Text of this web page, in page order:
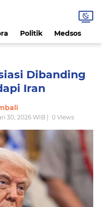
Politik Medsos
Dibanding
Iran
30, 2026 WIB | 0 Views